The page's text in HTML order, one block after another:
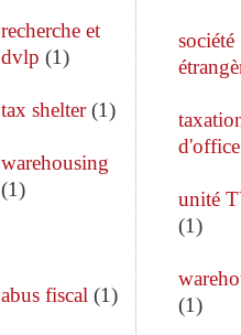
recherche et
dvlp (1)
tax shelter(1)
warehousing
(1)
abus fiscal (1)
société
d'office
unité
(1)
(1)